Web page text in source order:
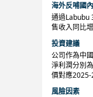
海外反哺國
通過Labubu
售收入同比
投資建議
公司作為中
淨利潤分別
價對應2025-
風險因素